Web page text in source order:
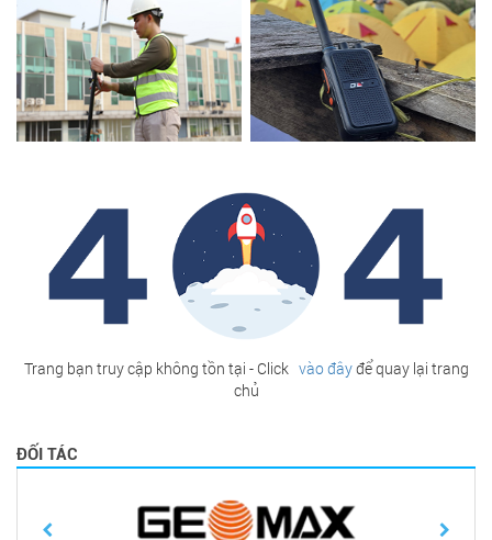
Trang bạn truy cập không tồn tại - Click vào đâyđể quay lại trang
chủ
ĐỐI TÁC